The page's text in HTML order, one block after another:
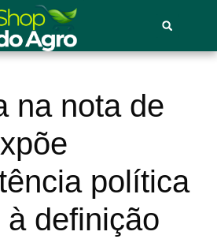
na nota de
política
definição